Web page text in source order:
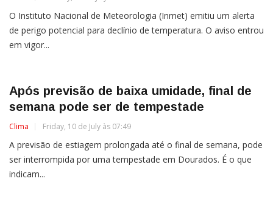
O Instituto Nacional de Meteorologia (Inmet) emitiu um alerta
de perigo potencial para declínio de temperatura. O aviso entrou
em vigor...
Após previsão de baixa umidade, final de
semana pode ser de tempestade
Clima Friday, 10 de July às 07:49
A previsão de estiagem prolongada até o final de semana, pode
ser interrompida por uma tempestade em Dourados. É o que
indicam...